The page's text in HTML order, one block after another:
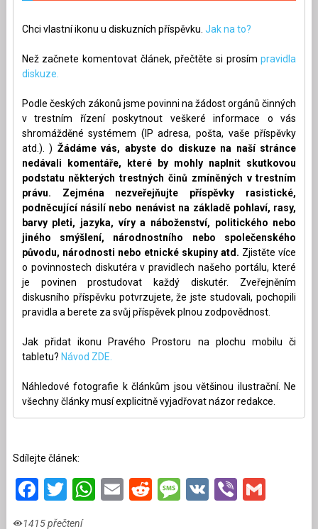
Chci vlastní ikonu u diskuzních příspěvku. Jak na to?
Než začnete komentovat článek, přečtěte si prosímpravidla
diskuze.
Podle českých zákonů jsme povinni na žádost orgánů činných
v trestním řízení poskytnout veškeré informace o vás
shromážděné systémem (IP adresa, pošta, vaše příspěvky
atd.). ) Žádáme vás, abyste do diskuze na naší stránce
nedávali komentáře, které by mohly naplnit skutkovou
podstatu některých trestných činů zmíněných v trestním
právu. Zejména nezveřejňujte příspěvky rasistické,
podněcující násilí nebo nenávist na základě pohlaví, rasy,
barvy pleti, jazyka, víry a náboženství, politického nebo
jiného smýšlení, národnostního nebo společenského
původu, národnosti nebo etnické skupiny atd. Zjistěte více
o povinnostech diskutéra v pravidlech našeho portálu, které
je povinen prostudovat každý diskutér. Zveřejněním
diskusního příspěvku potvrzujete, že jste studovali, pochopili
pravidla a berete za svůj příspěvek plnou zodpovědnost.
Jak přidat ikonu Pravého Prostoru na plochu mobilu či
tabletu? Návod ZDE.
Náhledové fotografie k článkům jsou většinou ilustrační. Ne
všechny články musí explicitně vyjadřovat názor redakce.
Sdílejte článek:
Facebook
Twitter
WhatsApp
EmailRedditMessage
VKViber
1415 přečtení